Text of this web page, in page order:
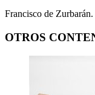
Francisco de Zurbarán.
OTROS